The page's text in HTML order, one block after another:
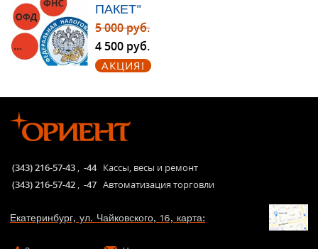
ПАКЕТ"
5 000 руб.
4 500 руб.
АКЦИЯ!
(343) 216-57-43 , -44 Кассы, весы и ремонт
(343) 216-57-42 , -47 Автоматизация торговли
Екатеринбург, ул. Чайковского, 16, карта: